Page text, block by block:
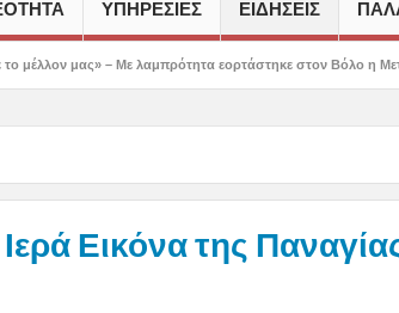
ΥΠΗΡΕΣΙΕΣ ΕΙΔΗΣΕΙΣ
εορτάστηκε στον Βόλο η Μεταμόρφωση(video)
Εικόνα της